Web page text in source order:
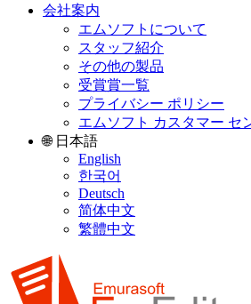
会社案内
エムソフトについて
スタッフ紹介
その他の製品
受賞賞一覧
プライバシー ポリシー
エムソフト カスタマー セ
🌐 日本語
English
한국어
Deutsch
简体中文
繁體中文